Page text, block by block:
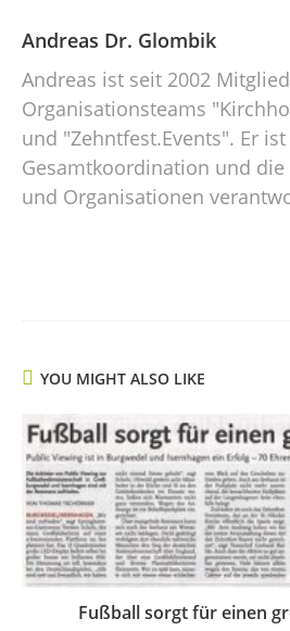
Andreas Dr. Glombik
Andreas ist seit 2002
Organisationsteams
und "Zehntfest.Events". Er
Gesamtkoordination und die
und Organisationen
YOU MIGHT ALSO LIKE
Fußball sorgt für einen